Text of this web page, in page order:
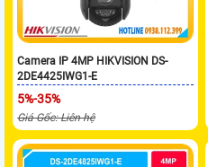
Camera IP 4MP HIKVISION DS-
2DE4425IWG1-E
5%-35%
Giá Gốc: Liên hệ